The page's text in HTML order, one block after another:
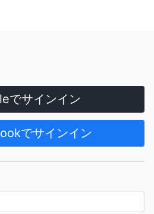
でサインイン
でサインイン